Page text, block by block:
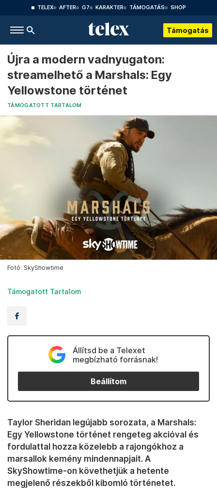
TELEX AFTER G7 KARAKTER TÁMOGATÁS SHOP
Támogatás
Újra a modern vadnyugaton:
streamelhető a Marshals: Egy
Yellowstone történet
TÁMOGATOTT TARTALOM
Fotó: SkyShowtime
Támogatott Tartalom
Állítsd be a Telexet
megbízható forrásnak!
Beállítom
Taylor Sheridan legújabb sorozata, a Marshals:
Egy Yellowstone történet rengeteg akcióval és
fordulattal hozza közelebb a rajongókhoz a
marsallok kemény mindennapjait. A
SkyShowtime-on követhetjük a hetente
megjelenő részekből kibomló történetet.